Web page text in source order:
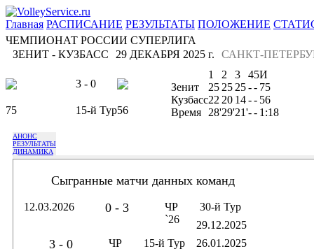
Главная РАСПИСАНИЕ РЕЗУЛЬТАТЫ ПОЛОЖЕНИЕ
ЧЕМПИОНАТ РОССИИ СУПЕРЛИГА
ЗЕНИТ - КУЗБАСС
САНКТ-
29 ДЕКАБРЯ 2025 г.
3 - 0
75 15-й Тур56
1 2 3 45И
Зенит
25 25 25-- 75
Кузбасс22 20 14-- 56
Время
28'29'21'-- 1:18
АНОНС
РЕЗУЛЬТАТЫ
ДИНАМИКА
Сыгранные матчи данных команд
12.03.2026 0 - 3
ЧР
`26
30-й Тур
29.12.2025
3 - 0
ЧР
15-й Тур 26.01.2025